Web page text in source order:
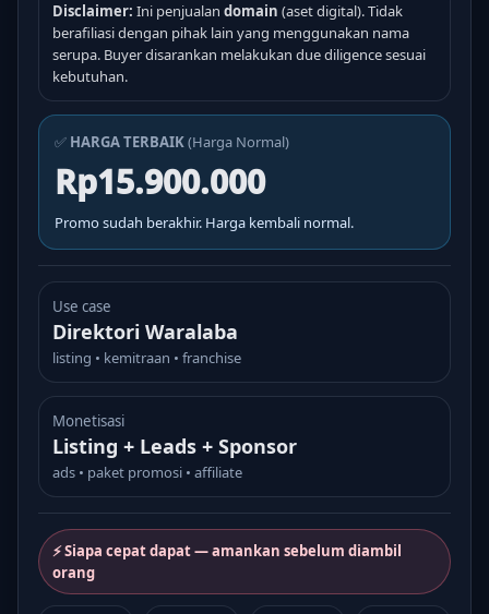
Disclaimer: Ini penjualan domain (aset digital). Tidak
berafiliasi dengan pihak lain yang menggunakan nama
serupa. Buyer disarankan melakukan due diligence sesuai
kebutuhan.
✅ HARGA TERBAIK(Harga Normal)
Rp15.900.000
Promo sudah berakhir. Harga kembali normal.
Use case
Direktori Waralaba
listing • kemitraan • franchise
Monetisasi
Listing + Leads + Sponsor
ads • paket promosi • affiliate
⚡ Siapa cepat dapat — amankan sebelum diambil
orang